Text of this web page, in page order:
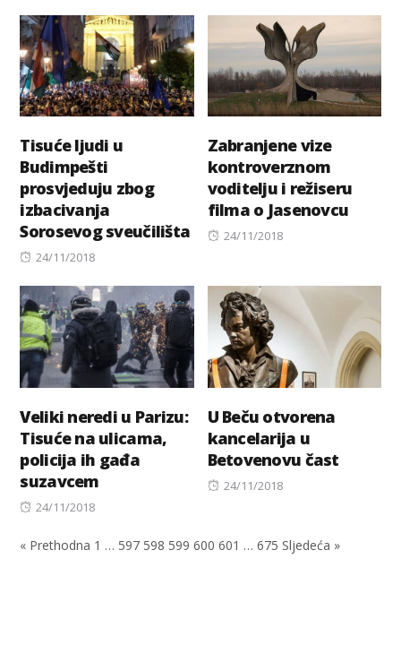
Tisuće ljudi u
Budimpešti
prosvjeduju zbog
izbacivanja
Sorosevog sveučilišta
Posted
24/11/2018
Zabranjene vize
kontroverznom
voditelju i režiseru
filma o Jasenovcu
Posted
24/11/2018
Veliki neredi u Parizu:
Tisuće na ulicama,
policija ih gađa
suzavcem
Posted
24/11/2018
U Beču otvorena
kancelarija u
Betovenovu čast
Posted
24/11/2018
« Prethodna 1 … 597 598 599 600 601 … 675 Sljedeća »